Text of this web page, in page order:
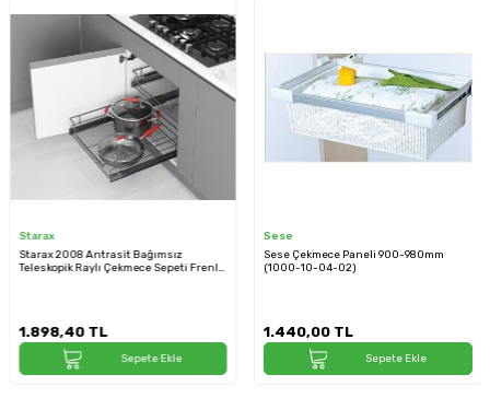
Starax
Starax 2008 Antrasit Bağımsız
Teleskopik Raylı Çekmece Sepeti Frenli
1.898,40TL
Sepete Ekle
Sese
Sese Çekmece Paneli 900-980mm
(1000-10-04-02)
1.440,00TL
Sepete Ekle